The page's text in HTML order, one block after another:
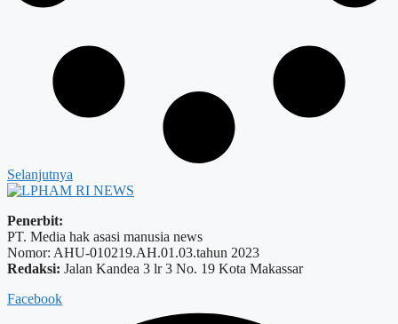
Selanjutnya
Penerbit:
PT. Media hak asasi manusia news
Nomor: AHU-010219.AH.01.03.tahun 2023
Redaksi: Jalan Kandea 3 lr 3 No. 19 Kota Makassar
Facebook